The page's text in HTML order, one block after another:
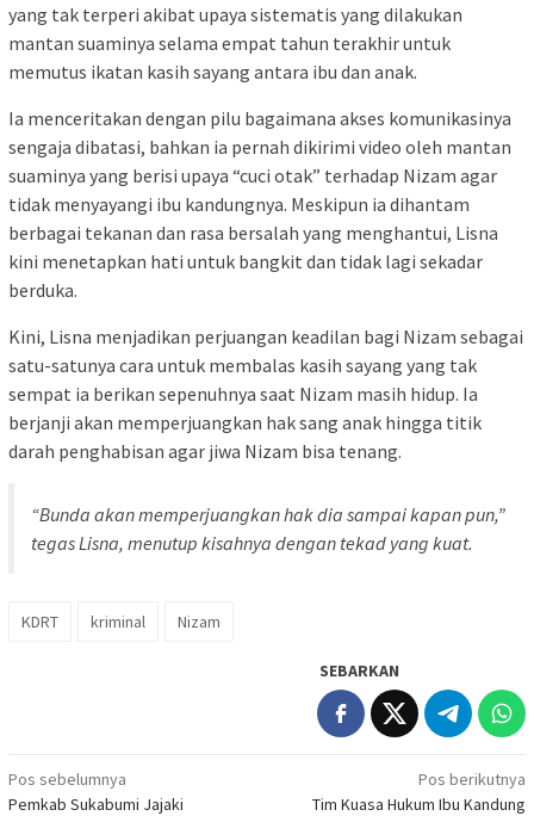
yang tak terperi akibat upaya sistematis yang dilakukan
mantan suaminya selama empat tahun terakhir untuk
memutus ikatan kasih sayang antara ibu dan anak.
Ia menceritakan dengan pilu bagaimana akses komunikasinya
sengaja dibatasi, bahkan ia pernah dikirimi video oleh mantan
suaminya yang berisi upaya “cuci otak” terhadap Nizam agar
tidak menyayangi ibu kandungnya. Meskipun ia dihantam
berbagai tekanan dan rasa bersalah yang menghantui, Lisna
kini menetapkan hati untuk bangkit dan tidak lagi sekadar
berduka.
Kini, Lisna menjadikan perjuangan keadilan bagi Nizam sebagai
satu-satunya cara untuk membalas kasih sayang yang tak
sempat ia berikan sepenuhnya saat Nizam masih hidup. Ia
berjanji akan memperjuangkan hak sang anak hingga titik
darah penghabisan agar jiwa Nizam bisa tenang.
“Bunda akan memperjuangkan hak dia sampai kapan pun,”
tegas Lisna, menutup kisahnya dengan tekad yang kuat.
KDRT kriminal Nizam
SEBARKAN
Navigasi
Pos sebelumnya
Pemkab Sukabumi Jajaki
Pos berikutnya
Tim Kuasa Hukum Ibu Kandung